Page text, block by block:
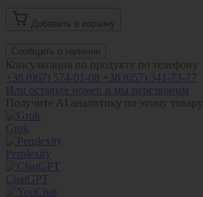
Добавить в корзину
Сообщить о наличии
Консультация по продукту по телефону
+38 (067) 574-01-08 +38 (057) 341-73-77
Или оставьте номер и мы перезвоним
Получите AI аналитику по этому товару:
Grok
Perplexity
ChatGPT